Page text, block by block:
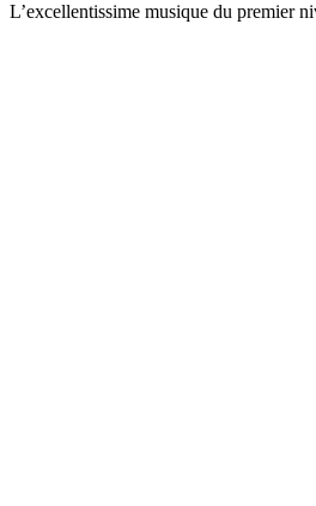
L’excellentissime musique du premier